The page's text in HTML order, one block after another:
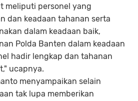
meliputi personel yang
dan keadaan tahanan serta
dalam keadaan baik,
Polda Banten dalam keadaan
hadir lengkap dan tahanan
ucapnya.
menyampaikan selain
tak lupa memberikan